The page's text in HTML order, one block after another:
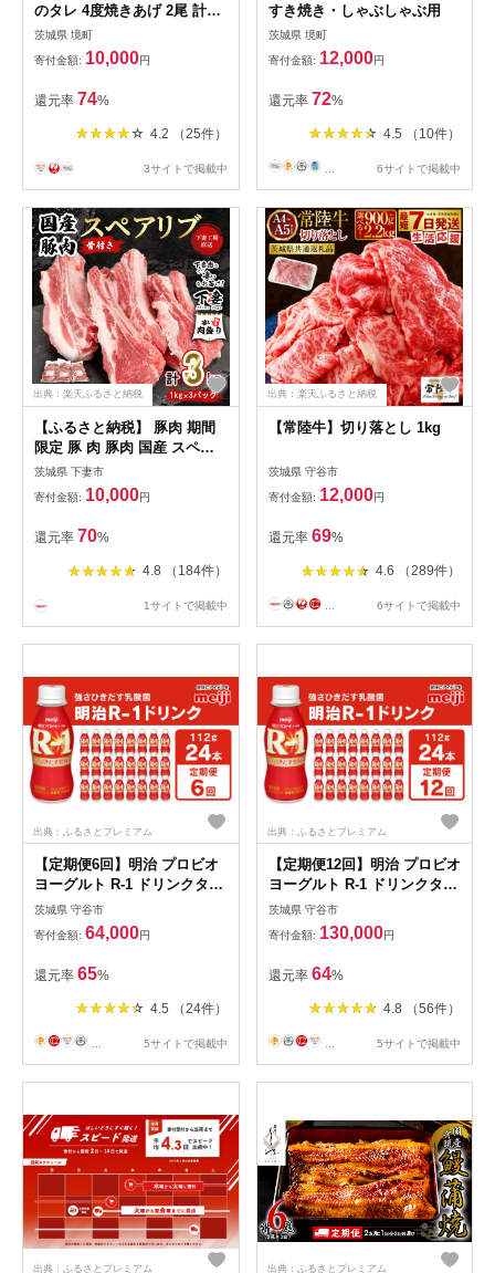
のタレ 4度焼きあげ 2尾 計
300g以上 K2390
茨城県 境町
寄付金額: 10,000円
還元率 74%
4.2 （25件）
3サイトで掲載中
すき焼き・しゃぶしゃぶ用
茨城県 境町
寄付金額: 12,000円
還元率 72%
4.5 （10件）
6サイトで掲載中
出典：楽天ふるさと納税
【ふるさと納税】 豚肉 期間
限定 豚 肉 豚肉 国産 スペア
リブ 10000円 1万円 3kg 小分
け 1kg×3パック 冷凍 真空 焼
肉 バーベキュー キャンプ お
楽しみ セット 国産豚スペア
リブ 3kg ( 1kg×3パック/小分
け真空包装 ) 【下妻工場直
茨城県 下妻市
寄付金額: 10,000円
還元率 70%
4.8 （184件）
1サイトで掲載中
出典：楽天ふるさと納税
【常陸牛】切り落とし 1kg
茨城県 守谷市
寄付金額: 12,000円
還元率 69%
4.6 （289件）
... 6サイトで掲載中
出典：ふるさとプレミアム
【定期便6回】明治 プロビオ
ヨーグルト R-1 ドリンクタイ
プ 112g×24本×6回 ヨーグル
トドリンク◇
茨城県 守谷市
寄付金額: 64,000円
還元率 65%
4.5 （24件）
5サイトで掲載中
出典：ふるさとプレミアム
【定期便12回】明治 プロビオ
ヨーグルト R-1 ドリンクタイ
プ 112g×24本×12回 ヨーグル
トドリンク◇
茨城県 守谷市
寄付金額: 130,000円
還元率 64%
4.8 （56件）
5サイトで掲載中
出典：ふるさとプレミアム 出典：ふるさとプレミアム